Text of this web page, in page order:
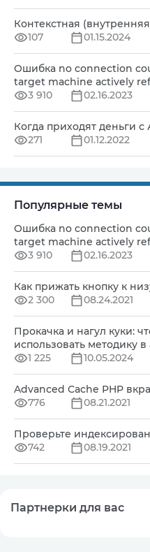
Контекстная
107
01.15.2024
Ошибка no connection
target machine actively
3 910
02.16.2023
Когда приходят деньги с
271
01.12.2022
Популярные темы
Ошибка no connection
target machine actively
3 910
02.16.2023
Как прижать кнопку к
2 300
08.24.2021
Прокачка и нагул куки:
использовать методику
1 225
10.05.2024
Advanced Cache PHP
776
08.21.2021
Проверьте
742
08.19.2021
Партнерки для вас